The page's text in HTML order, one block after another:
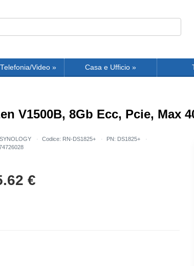
Video » Casa e Ufficio »
V1500B, 8Gb Ecc, Pcie, Max
Codice: RN-DS1825+
PN: DS1825+
€